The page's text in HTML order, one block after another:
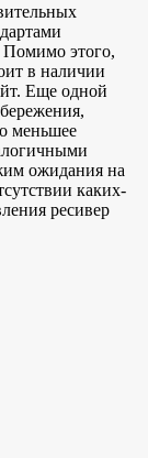
этого,
в наличии
Еще одной
меньшее
ожидания на
каких-
ресивер